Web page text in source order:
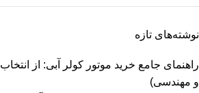
نوشته‌های تازه
راهنمای جامع خرید موتور کولر آبی: از
و مهندسی)